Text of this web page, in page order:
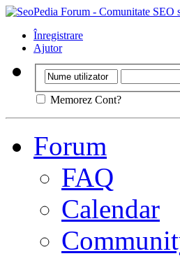
Înregistrare
Ajutor
Memorez Cont?
Forum
FAQ
Calendar